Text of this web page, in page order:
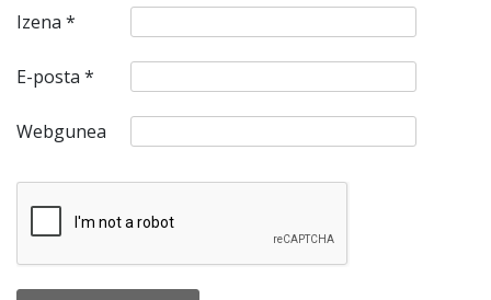
Izena *
E-posta *
Webgunea